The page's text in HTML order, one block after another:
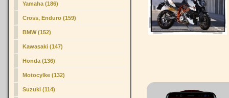
Yamaha (186)
Cross, Enduro (159)
BMW (152)
Kawasaki (147)
Honda (136)
Motocylke (132)
Suzuki (114)